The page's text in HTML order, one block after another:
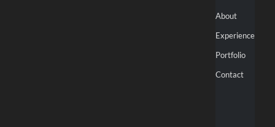
About
Experience
Portfolio
Contact